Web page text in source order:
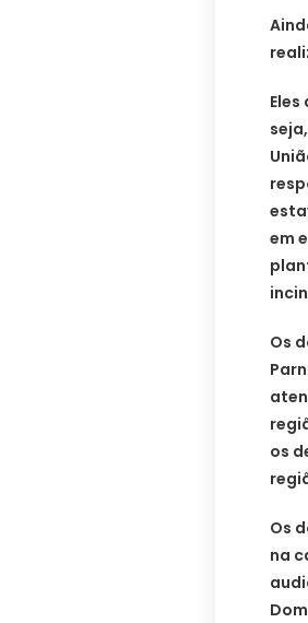
em
Os
os
Os
na